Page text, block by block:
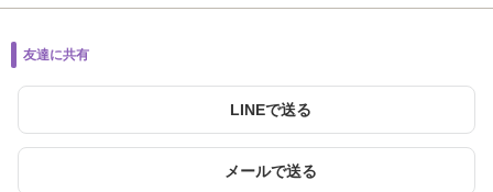
友達に共有
LINEで送る
メールで送る